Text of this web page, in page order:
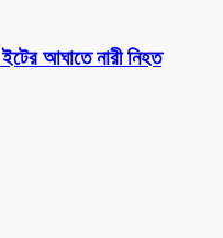
আঘাতে নারী নিহত